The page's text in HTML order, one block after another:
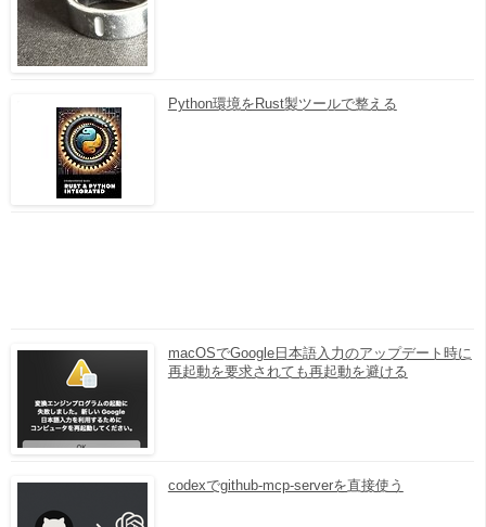
Python環境をRust製ツールで整える
macOSでGoogle日本語入力のアップデート時に
再起動を要求されても再起動を避ける
codexでgithub-mcp-serverを直接使う